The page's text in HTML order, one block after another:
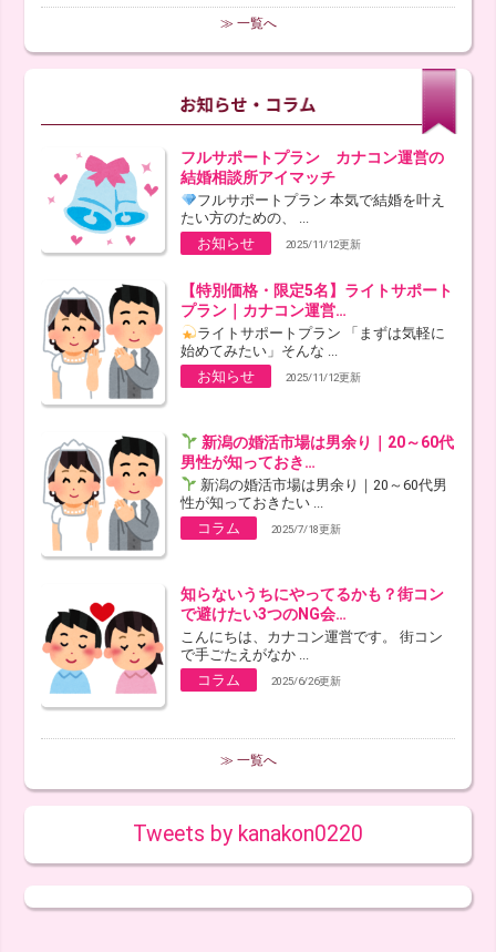
≫ 一覧へ
フルサポートプラン カナコン運営の
結婚相談所アイマッチ
フルサポートプラン 本気で結婚を叶え
たい方のための、 ...
お知らせ
2025/11/12更新
【特別価格・限定5名】ライトサポート
プラン｜カナコン運営…
ライトサポートプラン 「まずは気軽に
始めてみたい」そんな ...
お知らせ
2025/11/12更新
新潟の婚活市場は男余り｜20～60代
男性が知っておき…
新潟の婚活市場は男余り｜20～60代男
性が知っておきたい ...
コラム
2025/7/18更新
知らないうちにやってるかも？街コン
で避けたい3つのNG会…
こんにちは、カナコン運営です。 街コン
で手ごたえがなか ...
コラム
2025/6/26更新
≫ 一覧へ
Tweets by kanakon0220